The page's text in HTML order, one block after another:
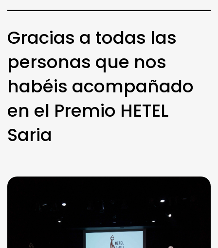
Gracias a todas las
personas que nos
habéis acompañado
en el Premio HETEL
Saria